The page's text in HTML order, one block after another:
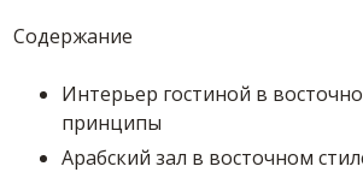
Содержание
Интерьер гостиной в
принципы
Арабский зал в восточном